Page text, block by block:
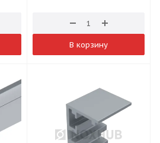
В корзину